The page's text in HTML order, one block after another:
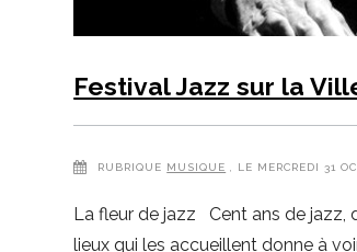
Festival Jazz sur la
RUBRIQUE MUSIQUE , LE MERCREDI 31
La fleur de jazz Cent ans de jazz,
lieux qui les accueillent donne à